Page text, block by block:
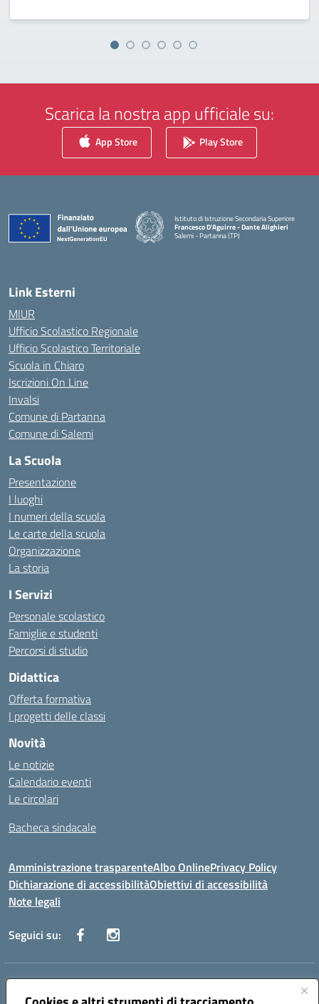
Scarica la nostra app ufficiale su:
App Store Play Store
Istituto di Istruzione Secondaria Superiore
Francesco D'Aguirre - Dante Alighieri
Salemi - Partanna (TP)
Link Esterni
MIUR
Ufficio Scolastico Regionale
Ufficio Scolastico Territoriale
Scuola in Chiaro
Iscrizioni On Line
Invalsi
Comune di Partanna
Comune di Salemi
La Scuola
Presentazione
I luoghi
I numeri della scuola
Le carte della scuola
Organizzazione
La storia
I Servizi
Personale scolastico
Famiglie e studenti
Percorsi di studio
Didattica
Offerta formativa
I progetti delle classi
Novità
Le notizie
Calendario eventi
Le circolari
Bacheca sindacale
Amministrazione trasparenteAlbo OnlinePrivacy Policy
Dichiarazione di accessibilitàObiettivi di accessibilità
Note legali
Seguici su:
Indirizzo:
Centralino:0924 534873 Salemi - 0924534879 Partanna